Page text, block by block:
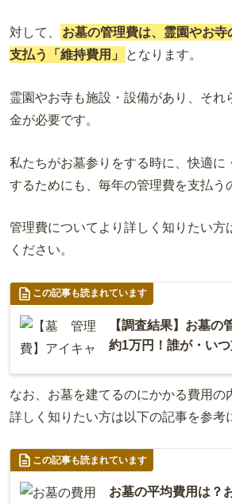
対して、
お墓の管理費は、霊園やお
支払う「維持費用」
となります。
霊園やお寺も施設・設備があり、それ
金が必要です。
私たちがお墓参りをする時に、快適に
するためにも、毎年の管理費を支払う
管理費についてより詳しく知りたい方
ください。
この記事も読まれています
【調査結果】お墓の
約1万円！誰が・い
なお、お墓を建てるのにかかる費用の
詳しく知りたい方は以下の記事を参考
この記事も読まれています
お墓の平均費用は？